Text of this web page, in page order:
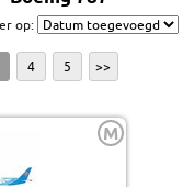
op:
4 5 >>
M